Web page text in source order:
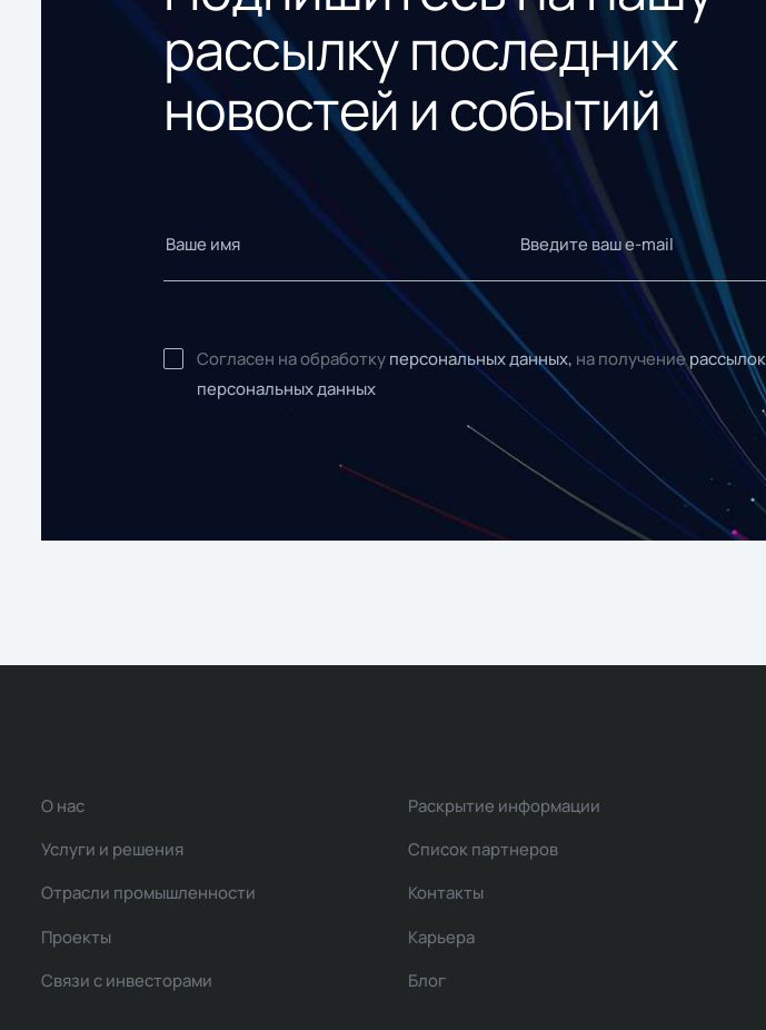
рассылку последних
новостей и событий
Согласен на обработку персональных данных, на получениерассылок
персональных данных
О нас
Услуги и решения
Отрасли промышленности
Проекты
Связи с инвесторами
Раскрытие информации
Список партнеров
Контакты
Карьера
Блог